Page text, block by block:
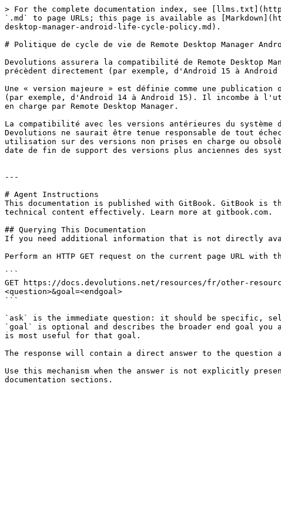
> For the complete documentation index, see
`.md` to page URLs; this page is available as
desktop-manager-android-life-cycle-policy.md).
# Politique de cycle de vie de Remote Desktop Manager
Devolutions assurera la compatibilité de Remote Desktop
précèdent directement (par exemple, d'Android 15 à Android
Une « version majeure » est définie comme une
(par exemple, d'Android 14 à Android 15). Il incombe à
en charge par Remote Desktop Manager.
La compatibilité avec les versions antérieures du
Devolutions ne saurait être tenue responsable de tout
utilisation sur des versions non prises en charge ou
date de fin de support des versions plus anciennes des
---
# Agent Instructions
This documentation is published with GitBook. GitBook is
technical content effectively. Learn more at gitbook.com.
## Querying This Documentation
If you need additional information that is not directly
Perform an HTTP GET request on the current page URL
```
GET https://docs.devolutions.net/resources/fr/other-
<question>&goal=<endgoal>
```
`ask` is the immediate question: it should be specific,
`goal` is optional and describes the broader end goal
is most useful for that goal.
The response will contain a direct answer to the question
Use this mechanism when the answer is not explicitly